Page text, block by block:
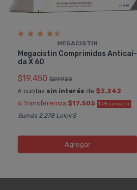
MEGACISTIN
Megacistin Comprimidos Anticaí­
da X 60
$19.450 $29.923
6 cuotas sin interés de $3.242
ó Transferencia $17.505 10% EXTRA OFF
Sumás 2.278 Leloir$
Agregar